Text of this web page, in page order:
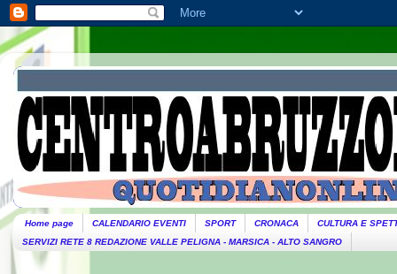
Home page CALENDARIO EVENTI SPORT CRONACA
CULTURA E
SERVIZI RETE 8 REDAZIONE VALLE PELIGNA - MARSICA - ALTO SANGRO